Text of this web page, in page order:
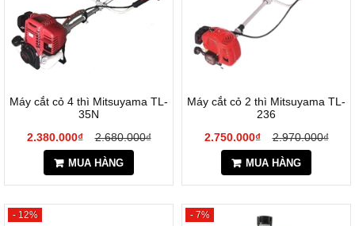
Máy cắt cỏ 4 thì Mitsuyama TL-
35N
2.380.000₫
2.680.000₫
MUA HÀNG
Máy cắt cỏ 2 thì Mitsuyama TL-
236
2.750.000₫
2.970.000₫
MUA HÀNG
- 12% - 7%